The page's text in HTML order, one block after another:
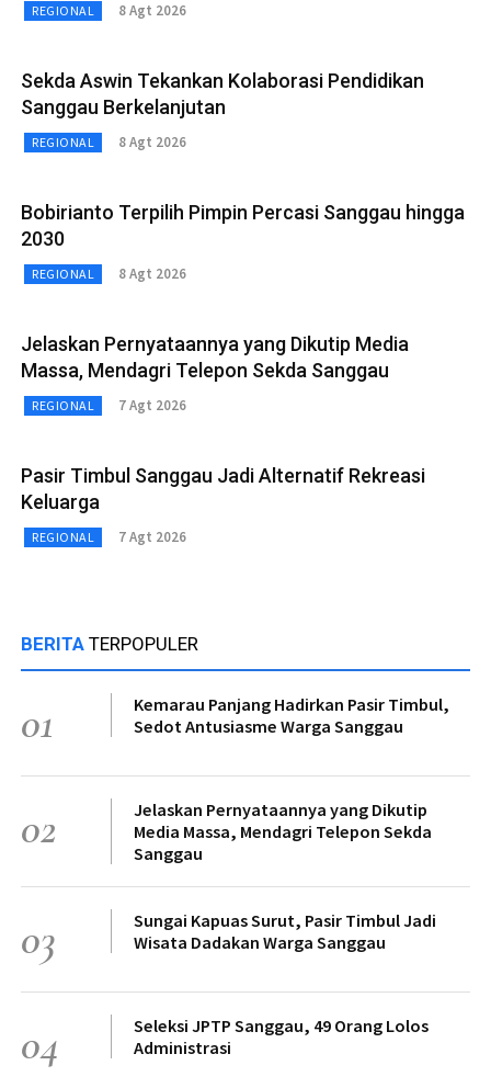
REGIONAL 8 Agt 2026
Sekda Aswin Tekankan Kolaborasi Pendidikan
Sanggau Berkelanjutan
REGIONAL 8 Agt 2026
Bobirianto Terpilih Pimpin Percasi Sanggau hingga
2030
REGIONAL 8 Agt 2026
Jelaskan Pernyataannya yang Dikutip Media
Massa, Mendagri Telepon Sekda Sanggau
REGIONAL 7 Agt 2026
Pasir Timbul Sanggau Jadi Alternatif Rekreasi
Keluarga
REGIONAL 7 Agt 2026
BERITA TERPOPULER
01
Kemarau Panjang Hadirkan Pasir Timbul,
Sedot Antusiasme Warga Sanggau
02
Jelaskan Pernyataannya yang Dikutip
Media Massa, Mendagri Telepon Sekda
Sanggau
03
Sungai Kapuas Surut, Pasir Timbul Jadi
Wisata Dadakan Warga Sanggau
04
Seleksi JPTP Sanggau, 49 Orang Lolos
Administrasi